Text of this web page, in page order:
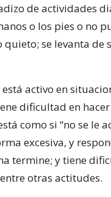
de actividades
o los pies o no
se levanta de
activo en
dificultad en hacer
como si “no se le
excesiva, y
termine; y tiene
otras actitudes.